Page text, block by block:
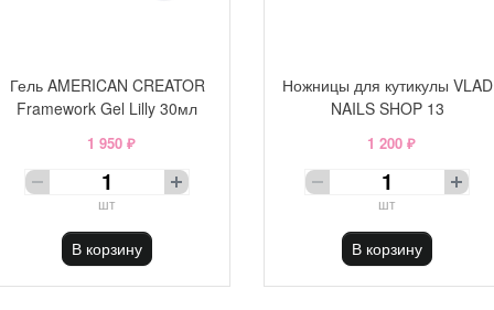
Гель AMERICAN CREATOR
Framework Gel Lilly 30мл
1 950 ₽
шт
В корзину
Ножницы для кутикулы VLAD
NAILS SHOP 13
1 200 ₽
шт
В корзину